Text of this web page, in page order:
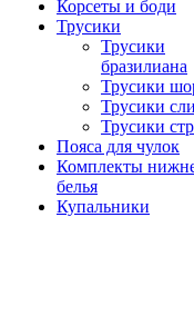
Корсеты и боди
Трусики
Трусики
бразилиана
Трусики
Трусики
Трусики
Пояса для чулок
Комплекты
белья
Купальники